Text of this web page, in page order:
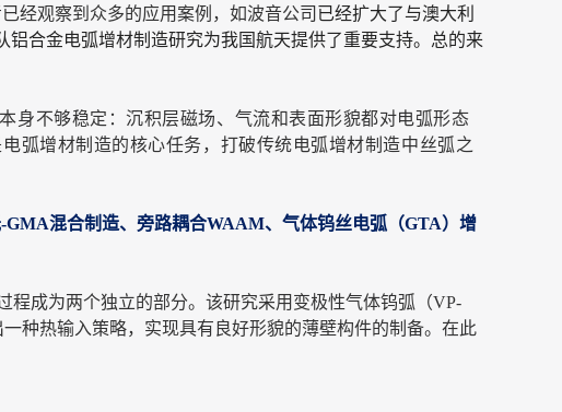
经观察到众多的应用案例，如波音公司 已经扩大了与澳大利
合金电弧增材制造研究为我国航天提供了重要支持。总的来
身不够稳定：沉积层磁场、气流和表面形貌都对电弧形态
弧增材制造的核心任务，打破传统电弧增材制造中丝弧之
混合制造、旁路耦合WAAM、气体钨丝电弧（GTA）增
成为两个独立的部分。该研究采用变极性气体钨弧（VP-
种热输入策略，实现具有良好形貌的薄壁构件的制备。在此